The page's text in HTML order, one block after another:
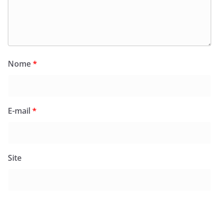
Nome*
E-mail*
Site